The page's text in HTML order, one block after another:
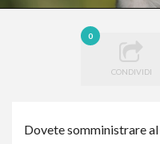
0
CONDIVIDI
Dovete somministrare